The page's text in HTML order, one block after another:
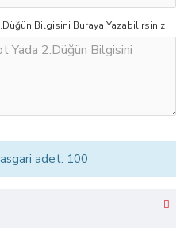
Bilgisini Buraya Yazabilirsiniz
adet: 100